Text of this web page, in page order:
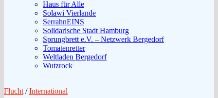
Haus für Alle
Solawi Vierlande
SerrahnEINS
Solidarische Stadt Hamburg
Sprungbrett e.V. – Netzwerk Bergedorf
Tomatenretter
Weltladen Bergedorf
Wutzrock
Flucht /International